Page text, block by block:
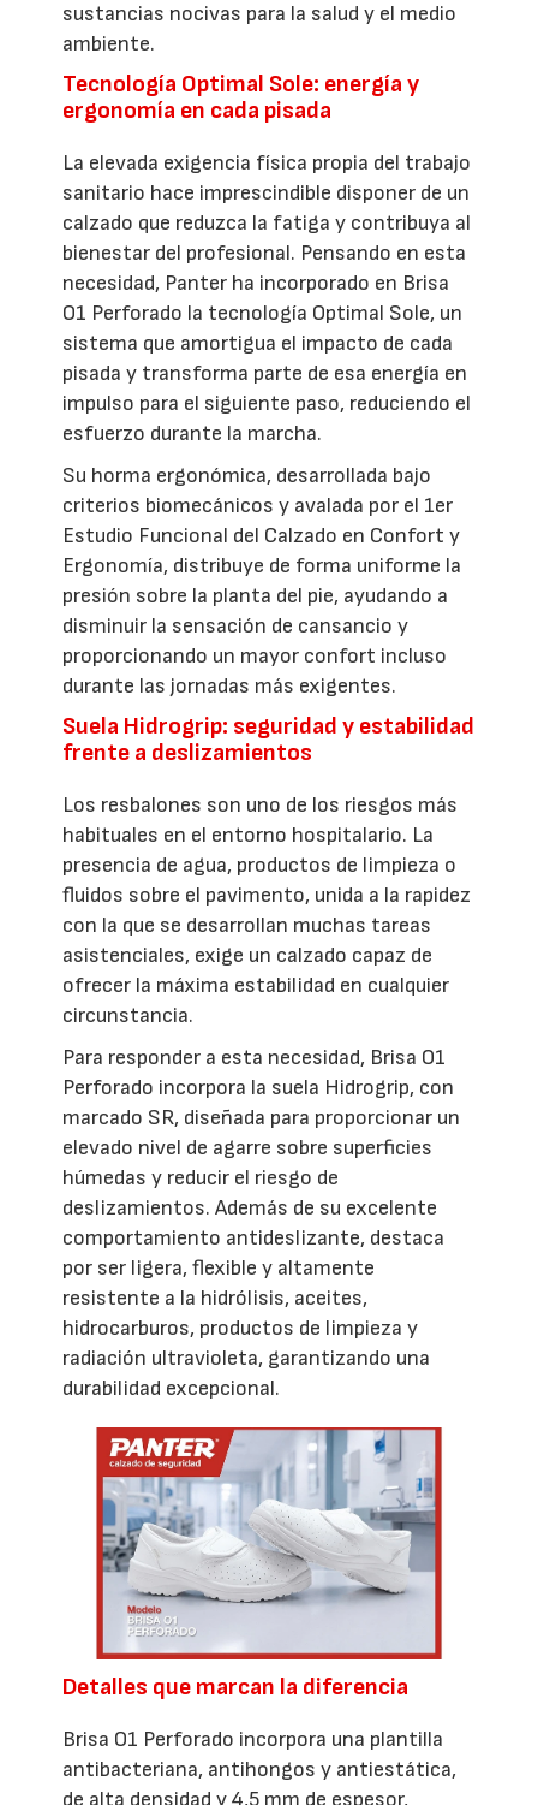
sustancias nocivas para la salud y el medio
ambiente.
Tecnología Optimal Sole: energía y
ergonomía en cada pisada
La elevada exigencia física propia del trabajo
sanitario hace imprescindible disponer de un
calzado que reduzca la fatiga y contribuya al
bienestar del profesional. Pensando en esta
necesidad, Panter ha incorporado en Brisa
O1 Perforado la tecnología Optimal Sole, un
sistema que amortigua el impacto de cada
pisada y transforma parte de esa energía en
impulso para el siguiente paso, reduciendo el
esfuerzo durante la marcha.
Su horma ergonómica, desarrollada bajo
criterios biomecánicos y avalada por el 1er
Estudio Funcional del Calzado en Confort y
Ergonomía, distribuye de forma uniforme la
presión sobre la planta del pie, ayudando a
disminuir la sensación de cansancio y
proporcionando un mayor confort incluso
durante las jornadas más exigentes.
Suela Hidrogrip: seguridad y estabilidad
frente a deslizamientos
Los resbalones son uno de los riesgos más
habituales en el entorno hospitalario. La
presencia de agua, productos de limpieza o
fluidos sobre el pavimento, unida a la rapidez
con la que se desarrollan muchas tareas
asistenciales, exige un calzado capaz de
ofrecer la máxima estabilidad en cualquier
circunstancia.
Para responder a esta necesidad, Brisa O1
Perforado incorpora la suela Hidrogrip, con
marcado SR, diseñada para proporcionar un
elevado nivel de agarre sobre superficies
húmedas y reducir el riesgo de
deslizamientos. Además de su excelente
comportamiento antideslizante, destaca
por ser ligera, flexible y altamente
resistente a la hidrólisis, aceites,
hidrocarburos, productos de limpieza y
radiación ultravioleta, garantizando una
durabilidad excepcional.
Detalles que marcan la diferencia
Brisa O1 Perforado incorpora una plantilla
antibacteriana, antihongos y antiestática,
de alta densidad y 4,5 mm de espesor,